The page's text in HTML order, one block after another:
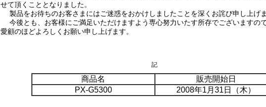
せて頂くこととなりました。
製品をお待ちのお客さまにはご迷惑をおかけしましたことを深くお詫び申し上げ
今後とも、お客様にご満足いただけますよう専心努力いたす所存でございますの
愛顧のほどよろしくお願い申し上げます。
記
商品名
販売開始日
PX-G5300
2008年1月31日（木）